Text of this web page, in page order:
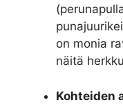
on monia
näitä
Kohteiden